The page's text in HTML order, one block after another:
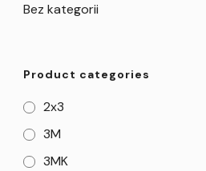
Bez kategorii
Product categories
2x3
3M
3MK